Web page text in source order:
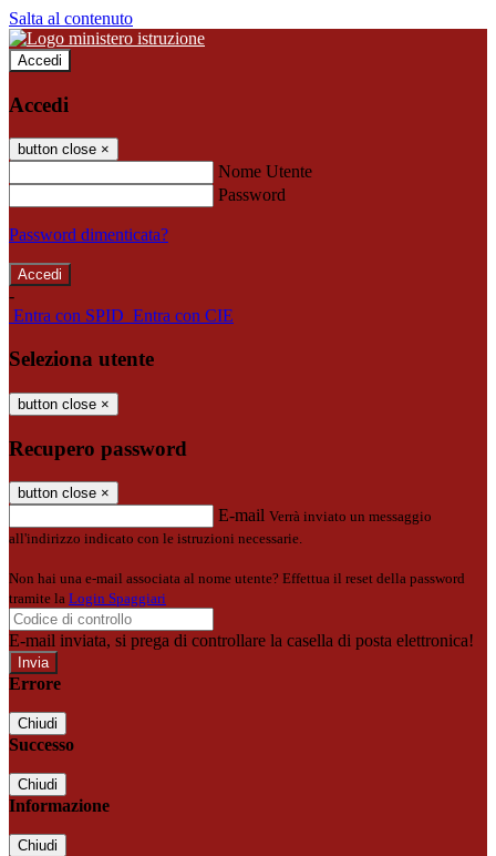
Salta al contenuto
Accedi
Accedi
button close ×
Nome Utente
Password
Password dimenticata?
-
Entra con SPID Entra con CIE
Seleziona utente
button close ×
Recupero password
button close ×
E-mail Verrà inviato un messaggio
all'indirizzo indicato con le istruzioni necessarie.
Non hai una e-mail associata al nome utente? Effettua il reset della password
tramite la Login Spaggiari
E-mail inviata, si prega di controllare la casella di posta elettronica!
Errore
Chiudi
Successo
Chiudi
Informazione
Chiudi